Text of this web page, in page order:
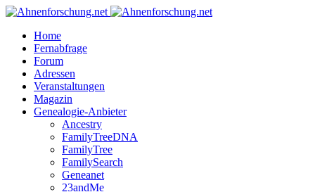
Home
Fernabfrage
Forum
Adressen
Veranstaltungen
Magazin
Genealogie-Anbieter
Ancestry
FamilyTreeDNA
FamilyTree
FamilySearch
Geneanet
23andMe